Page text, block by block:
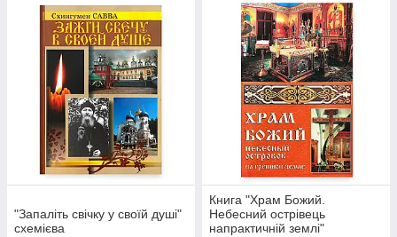
"Запаліть свічку у своїй душі"
схемієва
Книга "Храм Божий.
Небесний острівець
напрактичній землі"